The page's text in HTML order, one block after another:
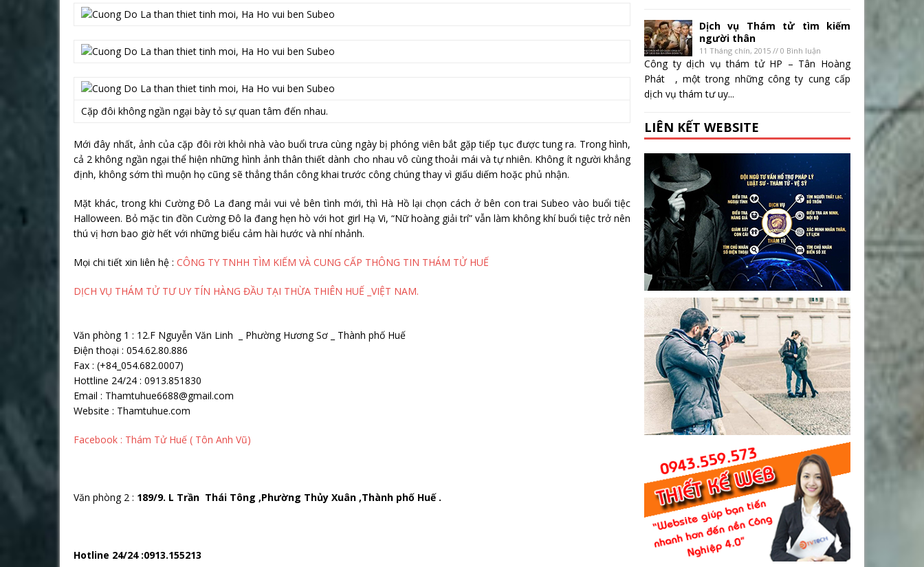
Cặp đôi không ngần ngại bày tỏ sự quan tâm đến nhau.
Mới đây nhất, ảnh của cặp đôi rời khỏi nhà vào buổi trưa cùng ngày bị phóng viên bắt gặp tiếp tục được tung ra. Trong hình,
cả 2 không ngần ngại thể hiện những hình ảnh thân thiết dành cho nhau vô cùng thoải mái và tự nhiên. Không ít người khẳng
định, không sớm thì muộn họ cũng sẽ thẳng thắn công khai trước công chúng thay vì giấu diếm hoặc phủ nhận.
Mặt khác, trong khi Cường Đô La đang mải vui vẻ bên tình mới, thì Hà Hồ lại chọn cách ở bên con trai Subeo vào buổi tiệc
Halloween. Bỏ mặc tin đồn Cường Đô la đang hẹn hò với hot girl Hạ Vi, “Nữ hoàng giải trí” vẫn làm không khí buổi tiệc trở nên
thú vị hơn bao giờ hết với những biểu cảm hài hước và nhí nhảnh.
Mọi chi tiết xin liên hệ : CÔNG TY TNHH TÌM KIẾM VÀ CUNG CẤP THÔNG TIN THÁM TỬ HUẾ
DỊCH VỤ THÁM TỬ TƯ UY TÍN HÀNG ĐẦU TẠI THỪA THIÊN HUẾ _VIỆT NAM.
Văn phòng 1 : 12.F Nguyễn Văn Linh _ Phường Hương Sơ _ Thành phố Huế
Điện thoại : 054.62.80.886
Fax : (+84_054.682.0007)
Hottline 24/24 : 0913.851830
Email : Thamtuhue6688@gmail.com
Website : Thamtuhue.com
Facebook : Thám Tử Huế ( Tôn Anh Vũ)
Văn phòng 2 : 189/9. L Trần Thái Tông ,Phường Thủy Xuân ,Thành phố Huế .
Hotline 24/24 :0913.155213
Dịch vụ Thám tử tìm kiếm
người thân
11 Tháng chín, 2015 // 0 Bình luận
Công ty dịch vụ thám tử HP – Tân Hoàng
Phát , một trong những công ty cung cấp
dịch vụ thám tư uy...
LIÊN KẾT WEBSITE